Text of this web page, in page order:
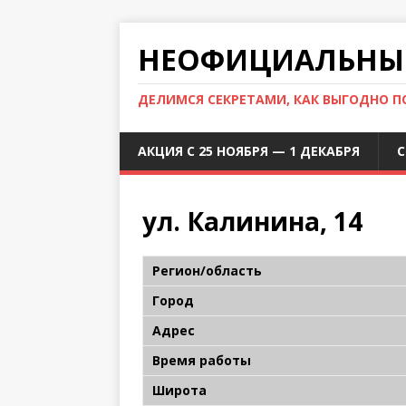
ДЕЛИМСЯ СЕКРЕТАМИ, КАК ВЫГОДНО
АКЦИЯ С 25 НОЯБРЯ — 1 ДЕКАБРЯ
ул. Калинина, 14
Регион/область
Город
Адрес
Время работы
Широта